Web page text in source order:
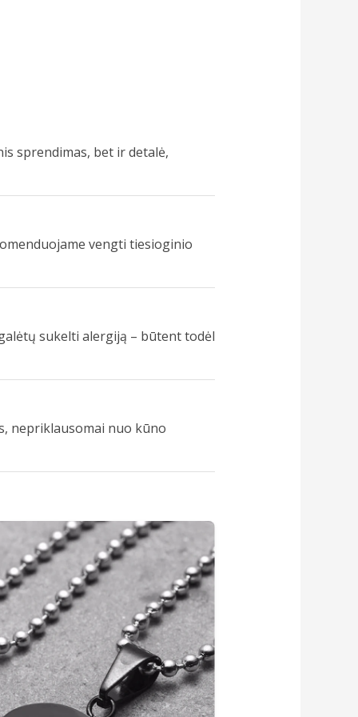
sprendimas, bet ir detalė,
vengti tiesioginio
sukelti alergiją – būtent todėl
nepriklausomai nuo kūno